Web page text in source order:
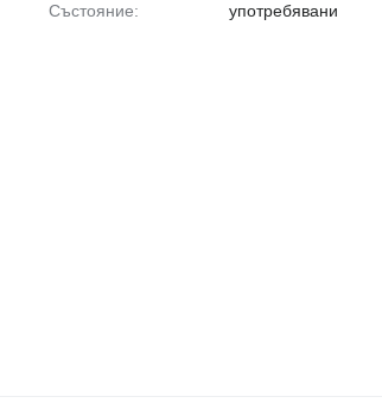
Състояние: употребявани